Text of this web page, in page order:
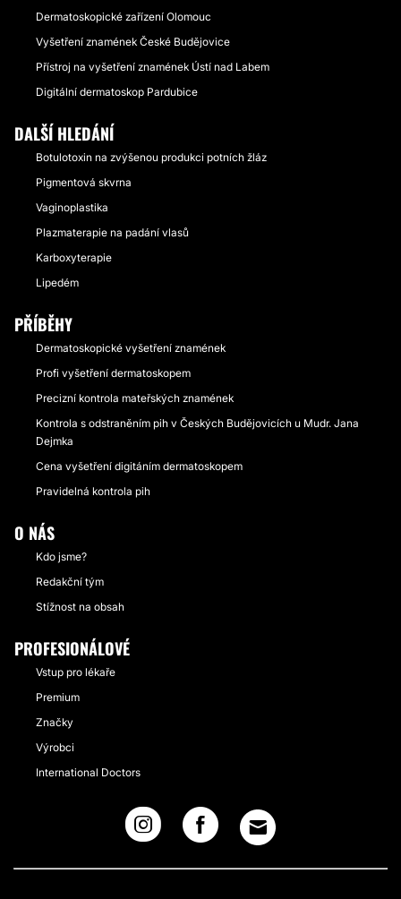
Dermatoskopické zařízení Olomouc
Vyšetření znamének České Budějovice
Přístroj na vyšetření znamének Ústí nad Labem
Digitální dermatoskop Pardubice
DALŠÍ HLEDÁNÍ
Botulotoxin na zvýšenou produkci potních žláz
Pigmentová skvrna
Vaginoplastika
Plazmaterapie na padání vlasů
Karboxyterapie
Lipedém
PŘÍBĚHY
Dermatoskopické vyšetření znamének
Profi vyšetření dermatoskopem
Precizní kontrola mateřských znamének
Kontrola s odstraněním pih v Českých Budějovicích u Mudr. Jana
Dejmka
Cena vyšetření digitáním dermatoskopem
Pravidelná kontrola pih
O NÁS
Kdo jsme?
Redakční tým
Stížnost na obsah
PROFESIONÁLOVÉ
Vstup pro lékaře
Premium
Značky
Výrobci
International Doctors